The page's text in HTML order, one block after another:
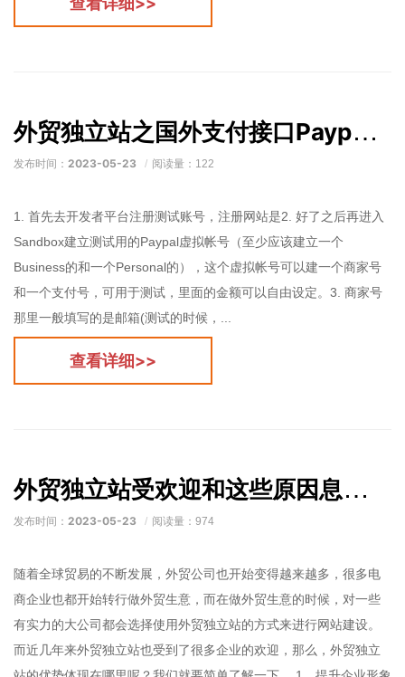
外贸独立站之国外支付接口Paypal对接
发布时间： 2023-05-23 阅读量：122
1. 首先去开发者平台注册测试账号，注册网站是2. 好了之后再进入
Sandbox建立测试用的Paypal虚拟帐号（至少应该建立一个
Business的和一个Personal的），这个虚拟帐号可以建一个商家号
和一个支付号，可用于测试，里面的金额可以自由设定。3. 商家号
那里一般填写的是邮箱(测试的时候，...
查看详细>>
外贸独立站受欢迎和这些原因息息相关
发布时间： 2023-05-23 阅读量：974
随着全球贸易的不断发展，外贸公司也开始变得越来越多，很多电
商企业也都开始转行做外贸生意，而在做外贸生意的时候，对一些
有实力的大公司都会选择使用外贸独立站的方式来进行网站建设。
而近几年来外贸独立站也受到了很多企业的欢迎，那么，外贸独立